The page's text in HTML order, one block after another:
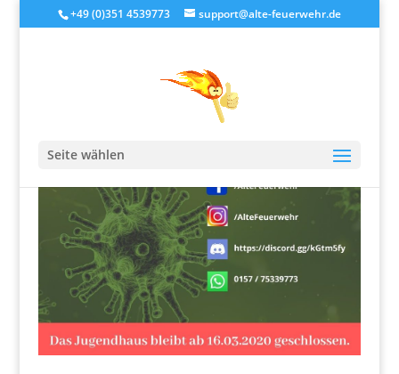
+49 (0)351 4539773 support@alte-feuerwehr.de
Seite wählen